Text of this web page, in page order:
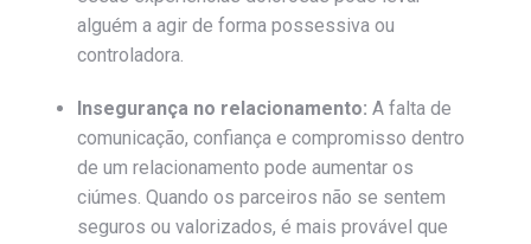
alguém a agir de forma possessiva ou
controladora.
Insegurança no relacionamento: A falta de
comunicação, confiança e compromisso dentro
de um relacionamento pode aumentar os
ciúmes. Quando os parceiros não se sentem
seguros ou valorizados, é mais provável que